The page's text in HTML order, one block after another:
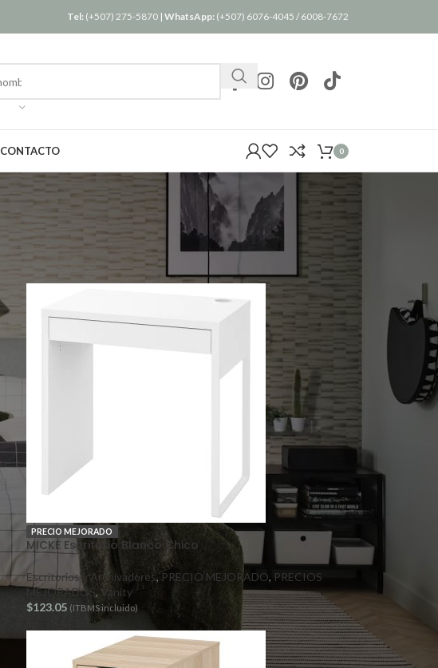
Tel: (+507) 275-5870 | WhatsApp: (+507) 6076-4045 /6008-7672
CONTACTO 0
Mostrar
PRECIO MEJORADO
MICKE Escritorio Blanco Chico
Escritorios y Archivadores, PRECIO MEJORADO, PRECIOS
MEJORADOS, Vanity
$123.05 (ITBMS incluido)